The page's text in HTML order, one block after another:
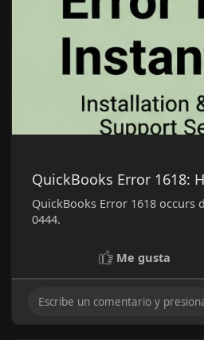
QuickBooks Error 1618:
QuickBooks Error 1618
0444.
Me gusta